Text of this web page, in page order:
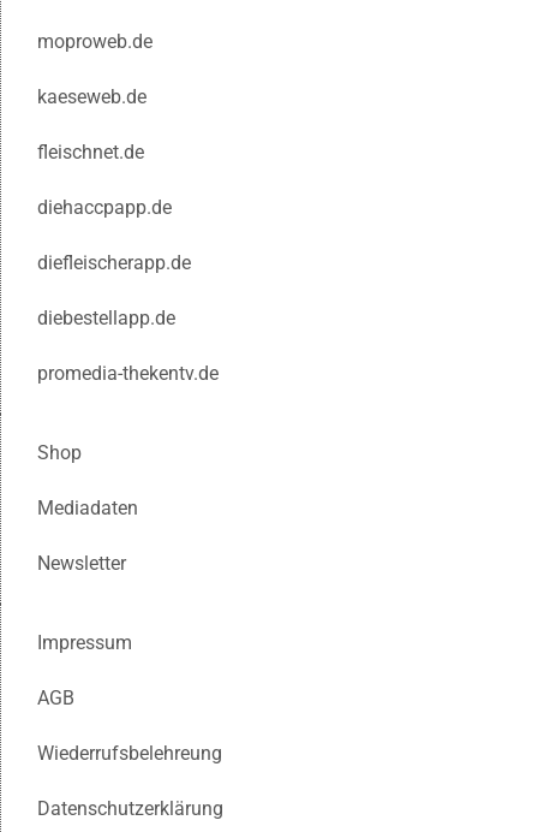
moproweb.de
kaeseweb.de
fleischnet.de
diehaccpapp.de
diefleischerapp.de
diebestellapp.de
promedia-thekentv.de
Shop
Mediadaten
Newsletter
Impressum
AGB
Wiederrufsbelehreung
Datenschutzerklärung